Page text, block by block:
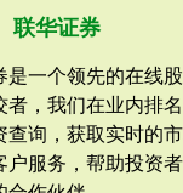
联华证券
是一个领先的在线
者，我们在业内排
查询，获取实时的
户服务，帮助投资